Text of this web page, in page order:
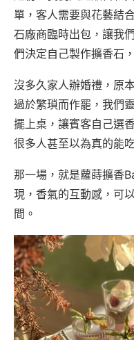
單，客人需要與花藝結
石廠商臨時出包，讓我
們決定自己製作擴香石
沒多久家人辦婚禮，原
過於繁瑣而作罷，我們
擺上桌，讓賓客自己選
很多人甚至以為真的能吃
那一場，就是蘿蒔擴香
現，香氣的互動感，可
間。